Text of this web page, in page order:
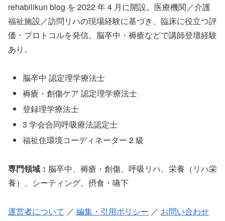
rehabilikun blog を 2022 年 4 月に開設。医療機関／介護
福祉施設／訪問リハの現場経験に基づき、臨床に役立つ評
価・プロトコルを発信。脳卒中・褥瘡などで講師登壇経験
あり。
脳卒中 認定理学療法士
褥瘡・創傷ケア 認定理学療法士
登録理学療法士
3 学会合同呼吸療法認定士
福祉住環境コーディネーター 2 級
専門領域： 脳卒中、褥瘡・創傷、呼吸リハ、栄養（リハ栄
養）、シーティング、摂食・嚥下
運営者について ／ 編集・引用ポリシー ／ お問い合わせ